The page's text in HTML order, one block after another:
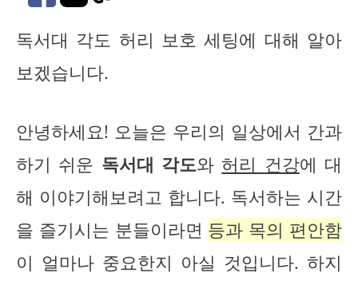
독서대 각도 허리 보호 세팅에 대해 알아
보겠습니다.
안녕하세요! 오늘은 우리의 일상에서 간과
하기 쉬운 독서대 각도와 허리 건강에 대
해 이야기해보려고 합니다. 독서하는 시간
을 즐기시는 분들이라면 등과 목의 편안함
이 얼마나 중요한지 아실 것입니다. 하지